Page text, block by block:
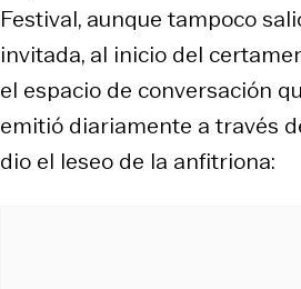
Festival, aunque tampoco
invitada, al inicio del
el espacio de conversación
emitió diariamente a través
dio el leseo de la anfitriona: